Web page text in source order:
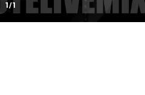
1/1